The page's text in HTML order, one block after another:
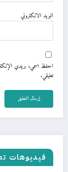
البريد الالكتروني
احفظ اسمي، بريدي
تعليقي.
فيديوهات